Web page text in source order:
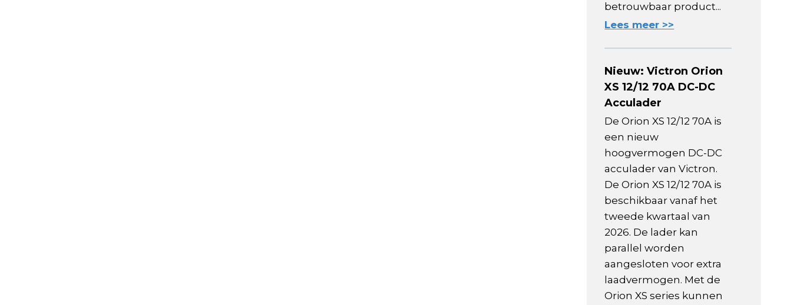
betrouwbaar product...
Lees meer >>
Nieuw: Victron Orion
XS 12/12 70A DC-DC
Acculader
De Orion XS 12/12 70A is
een nieuw
hoogvermogen DC-DC
acculader van Victron.
De Orion XS 12/12 70A is
beschikbaar vanaf het
tweede kwartaal van
2026. De lader kan
parallel worden
aangesloten voor extra
laadvermogen. Met de
Orion XS series kunnen